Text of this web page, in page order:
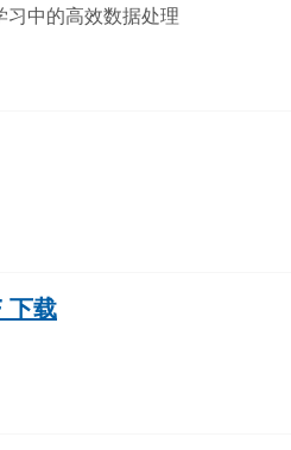
习中的高效数据处理
下载